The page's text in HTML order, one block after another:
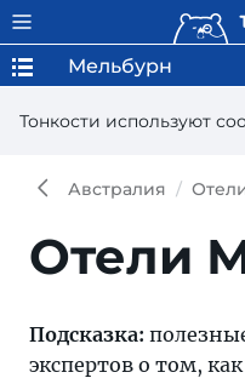
Тонкости используют
Мельбурн
Австралия
Отели
Подсказка:
экспертов о том,